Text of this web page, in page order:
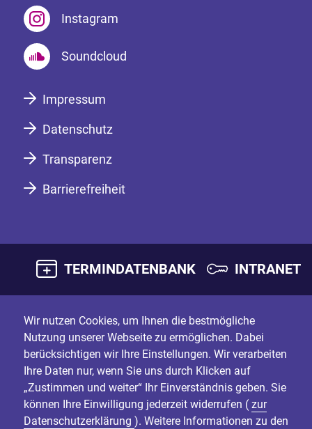
Instagram
Soundcloud
Impressum
Datenschutz
Transparenz
Barrierefreiheit
TERMINDATENBANK INTRANET
Wir nutzen Cookies, um Ihnen die bestmögliche
Nutzung unserer Webseite zu ermöglichen. Dabei
berücksichtigen wir Ihre Einstellungen. Wir verarbeiten
Ihre Daten nur, wenn Sie uns durch Klicken auf
„Zustimmen und weiter“ Ihr Einverständnis geben. Sie
können Ihre Einwilligung jederzeit widerrufen ( zur
Datenschutzerklärung ). Weitere Informationen zu den